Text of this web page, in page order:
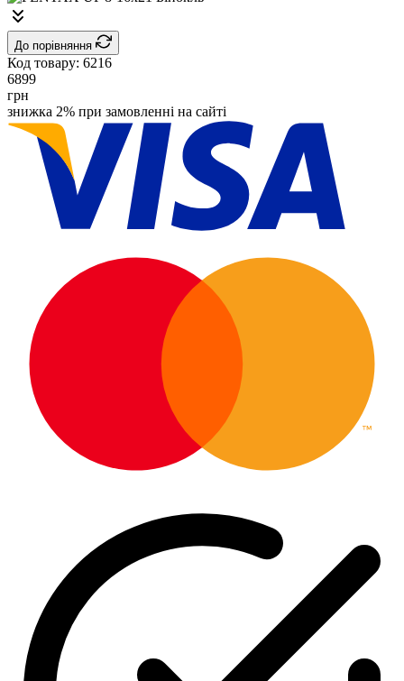
До порівняння
Код товару: 6216
6899
грн
знижка 2% при замовленні на сайті